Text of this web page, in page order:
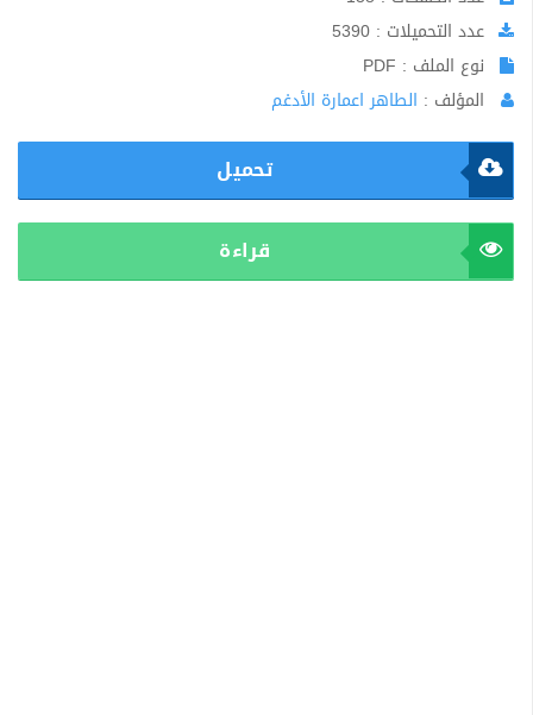
عدد التحميلات : 5390
نوع الملف : PDF
المؤلف : الطاهر اعمارة الأدغم
تحميل
قراءة